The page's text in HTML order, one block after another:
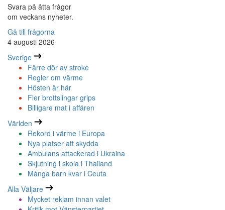
Svara på åtta frågor
om veckans nyheter.
Gå till frågorna
4 augusti 2026
Sverige
Färre dör av stroke
Regler om värme
Hösten är här
Fler brottslingar grips
Billigare mat i affären
Världen
Rekord i värme i Europa
Nya platser att skydda
Ambulans attackerad i Ukraina
Skjutning i skola i Thailand
Många barn kvar i Ceuta
Alla Väljare
Mycket reklam innan valet